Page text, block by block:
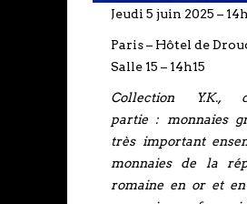
Jeudi 5 juin 2025 –
Paris – Hôtel de
Salle 15 – 14h15
Collection Y.K.,
partie : monnaies
très important
monnaies de la
romaine en or et en